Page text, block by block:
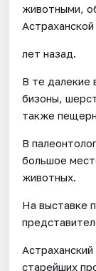
животными,
лет назад.
В те далекие
бизоны,
также
В
большое
животных.
На выставке
старейших